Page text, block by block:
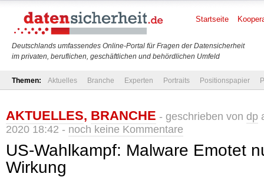
Deutschlands umfassendes Online-Portal für Fragen der Datensicherheit
im privaten, beruflichen, geschäftlichen und behördlichen Umfeld
Startseite
Themen: Aktuelles Branche Experten Portraits Positionspapier
AKTUELLES, BRANCHE - geschrieben von dp
2020 18:42 - noch keine Kommentare
US-Wahlkampf: Malware Emotet
Wirkung